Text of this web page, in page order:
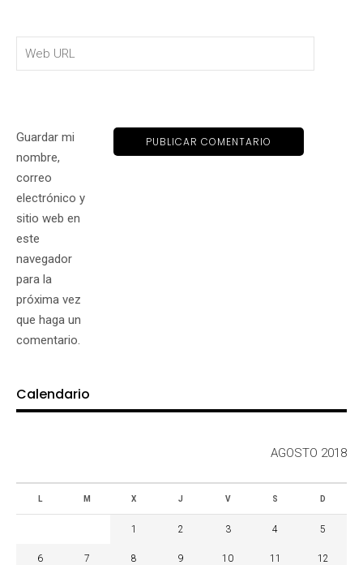
Guardar mi
nombre,
correo
electrónico y
sitio web en
este
navegador
para la
próxima vez
que haga un
comentario.
Calendario
AGOSTO 2018
L M X J V S D
1 2 3 4 5
6 7 8 9 10 11 12